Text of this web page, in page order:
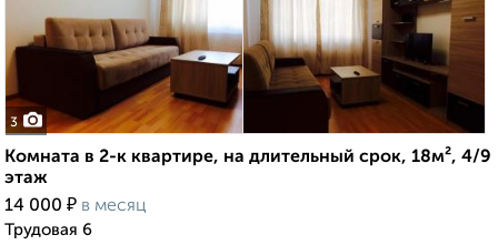
3
Комната в 2-к квартире, на длительный срок, 18м², 4/9
этаж
14 000 ₽ в месяц
Трудовая 6